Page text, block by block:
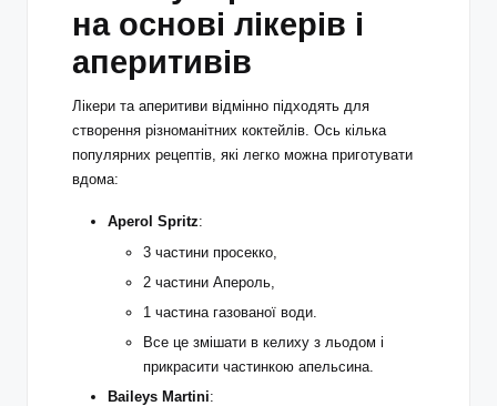
на основі лікерів і
аперитивів
Лікери та аперитиви відмінно підходять для
створення різноманітних коктейлів. Ось кілька
популярних рецептів, які легко можна приготувати
вдома:
Aperol Spritz:
3 частини просекко,
2 частини Апероль,
1 частина газованої води.
Все це змішати в келиху з льодом і
прикрасити частинкою апельсина.
Baileys Martini: